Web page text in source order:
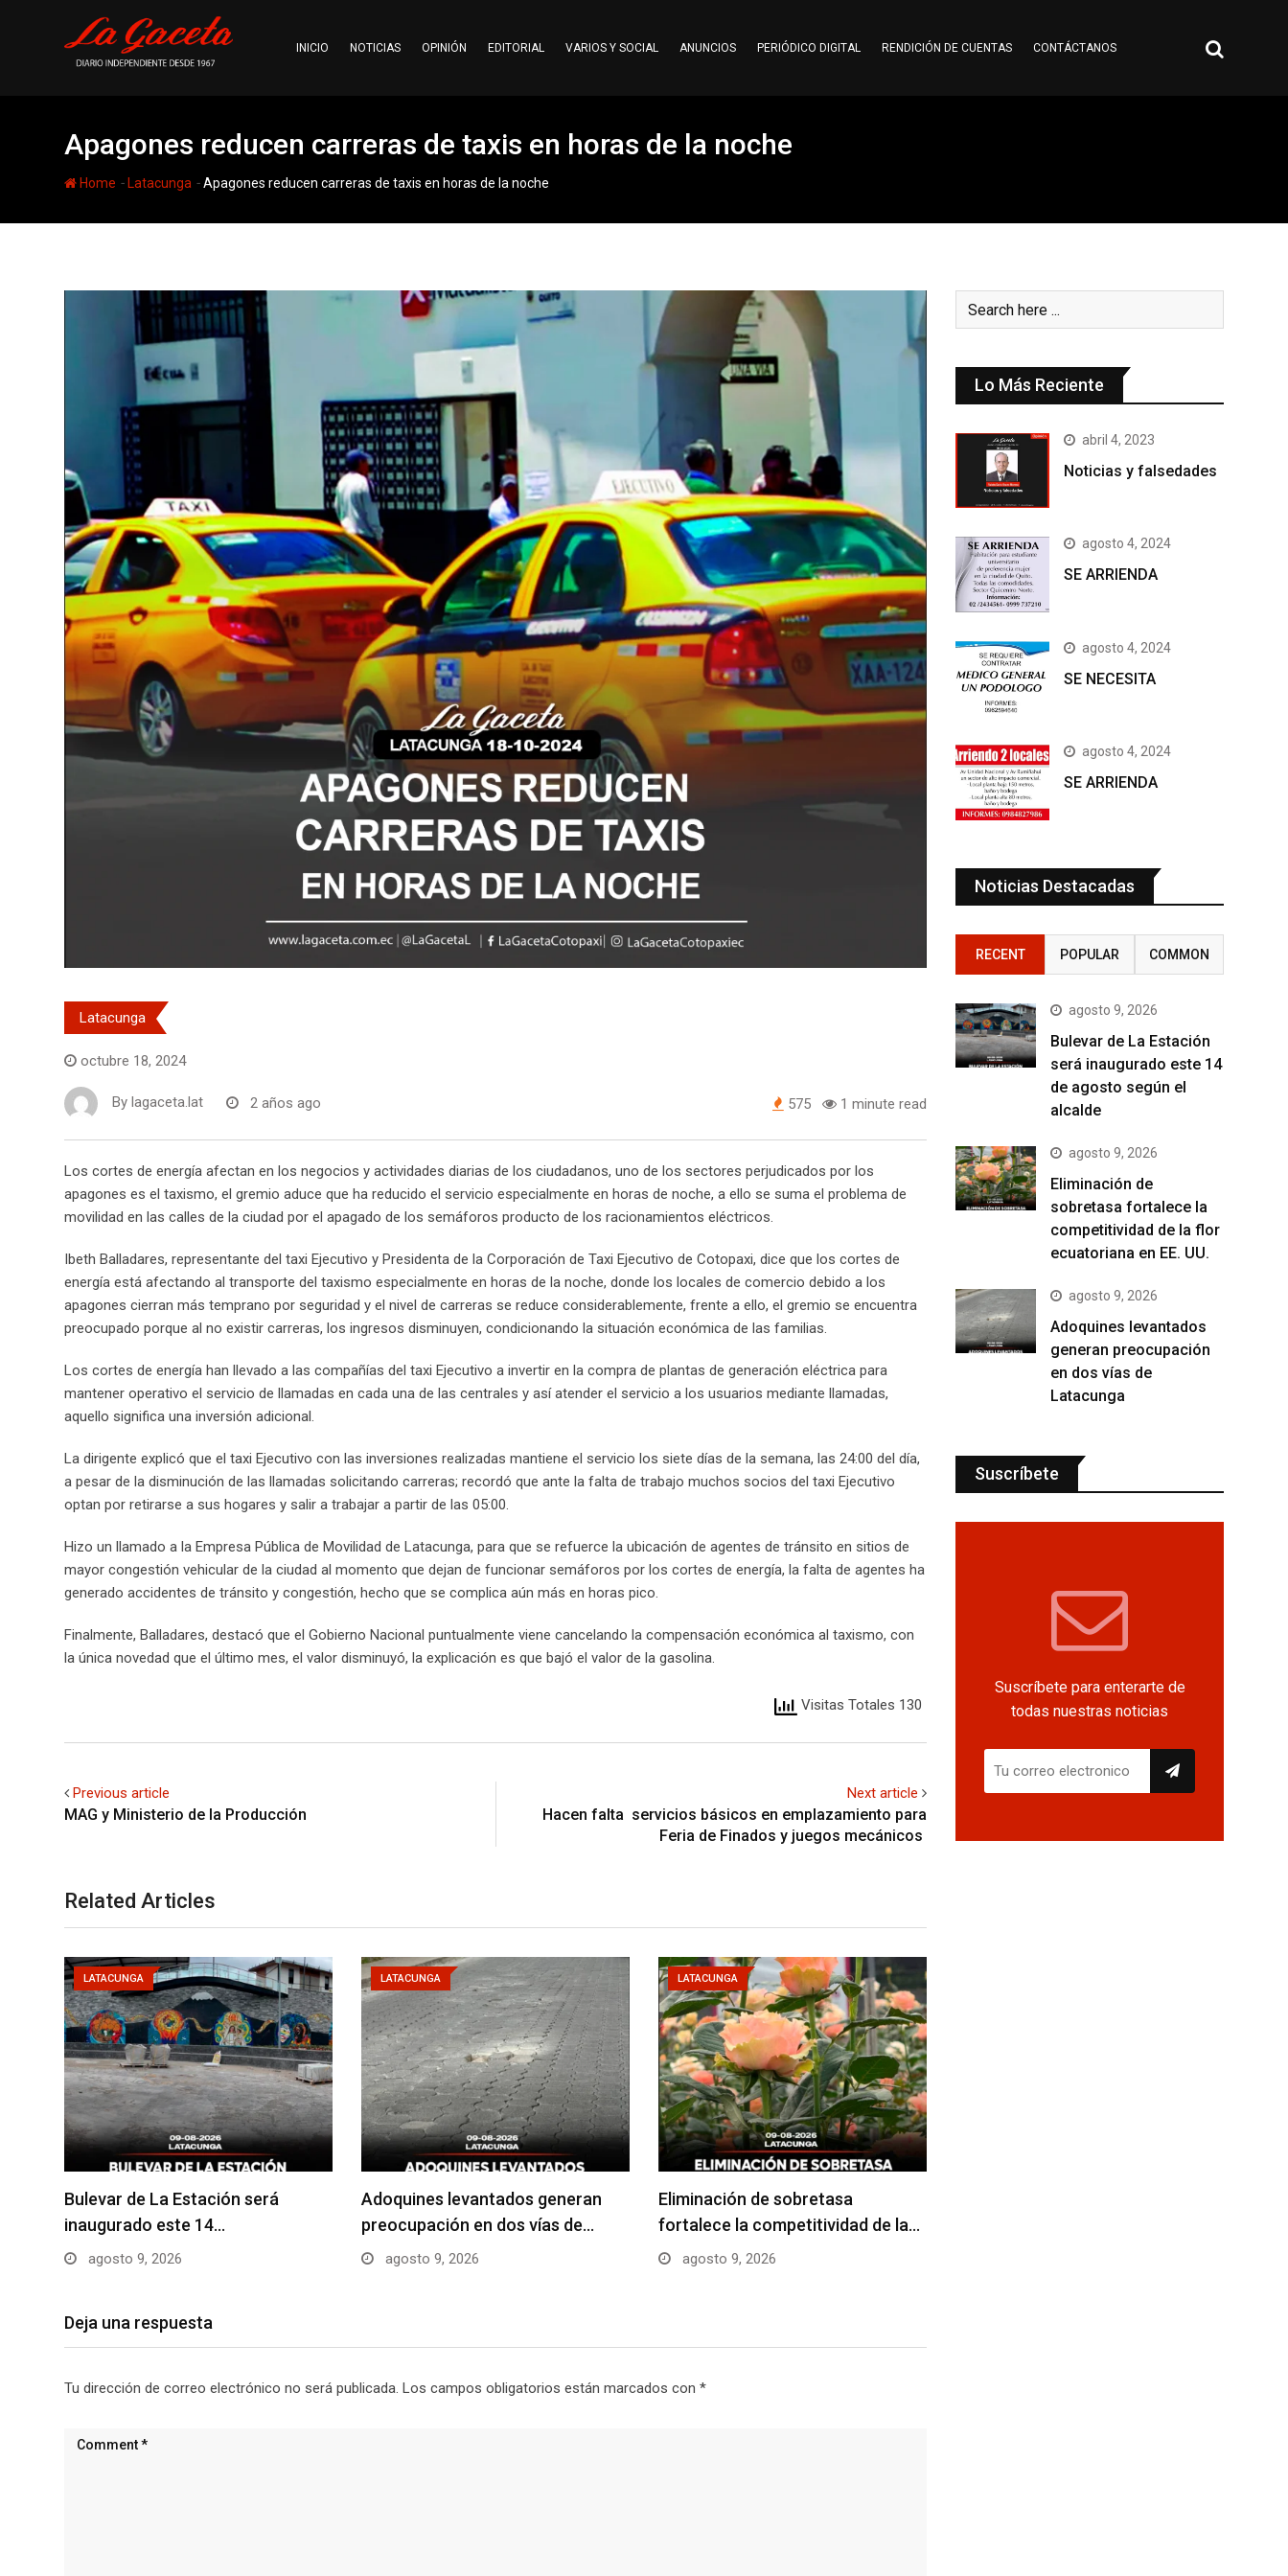
INICIO NOTICIAS OPINIÓN EDITORIAL VARIOS Y SOCIAL ANUNCIOS PERIÓDICO DIGITAL RENDICIÓN DE CUENTAS CONTÁCTANOS
Apagones reducen carreras de taxis en horas de la noche
Home - Latacunga -Apagones reducen carreras de taxis en horas de la noche
Latacunga
octubre 18, 2024
By lagaceta.lat 2 años ago 575 1 minute read
Los cortes de energía afectan en los negocios y actividades diarias de los ciudadanos, uno de los sectores perjudicados por los
apagones es el taxismo, el gremio aduce que ha reducido el servicio especialmente en horas de noche, a ello se suma el problema de
movilidad en las calles de la ciudad por el apagado de los semáforos producto de los racionamientos eléctricos.
Ibeth Balladares, representante del taxi Ejecutivo y Presidenta de la Corporación de Taxi Ejecutivo de Cotopaxi, dice que los cortes de
energía está afectando al transporte del taxismo especialmente en horas de la noche, donde los locales de comercio debido a los
apagones cierran más temprano por seguridad y el nivel de carreras se reduce considerablemente, frente a ello, el gremio se encuentra
preocupado porque al no existir carreras, los ingresos disminuyen, condicionando la situación económica de las familias.
Los cortes de energía han llevado a las compañías del taxi Ejecutivo a invertir en la compra de plantas de generación eléctrica para
mantener operativo el servicio de llamadas en cada una de las centrales y así atender el servicio a los usuarios mediante llamadas,
aquello significa una inversión adicional.
La dirigente explicó que el taxi Ejecutivo con las inversiones realizadas mantiene el servicio los siete días de la semana, las 24:00 del día,
a pesar de la disminución de las llamadas solicitando carreras; recordó que ante la falta de trabajo muchos socios del taxi Ejecutivo
optan por retirarse a sus hogares y salir a trabajar a partir de las 05:00.
Hizo un llamado a la Empresa Pública de Movilidad de Latacunga, para que se refuerce la ubicación de agentes de tránsito en sitios de
mayor congestión vehicular de la ciudad al momento que dejan de funcionar semáforos por los cortes de energía, la falta de agentes ha
generado accidentes de tránsito y congestión, hecho que se complica aún más en horas pico.
Finalmente, Balladares, destacó que el Gobierno Nacional puntualmente viene cancelando la compensación económica al taxismo, con
la única novedad que el último mes, el valor disminuyó, la explicación es que bajó el valor de la gasolina.
Visitas Totales 130
Previous article
MAG y Ministerio de la Producción
Next article
Hacen falta servicios básicos en emplazamiento para
Feria de Finados y juegos mecánicos
Related Articles
LATACUNGA
Bulevar de La Estación será
inaugurado este 14…
agosto 9, 2026
LATACUNGA
Adoquines levantados generan
preocupación en dos vías de…
agosto 9, 2026
LATACUNGA
Eliminación de sobretasa
fortalece la competitividad de la…
agosto 9, 2026
Deja una respuesta
Tu dirección de correo electrónico no será publicada. Los campos obligatorios están marcados con *
Lo Más Reciente
abril 4, 2023
Noticias y falsedades
agosto 4, 2024
SE ARRIENDA
agosto 4, 2024
SE NECESITA
agosto 4, 2024
SE ARRIENDA
Noticias Destacadas
RECENT POPULAR COMMON
agosto 9, 2026
Bulevar de La Estación
será inaugurado este 14
de agosto según el
alcalde
agosto 9, 2026
Eliminación de
sobretasa fortalece la
competitividad de la flor
ecuatoriana en EE. UU.
agosto 9, 2026
Adoquines levantados
generan preocupación
en dos vías de
Latacunga
Suscríbete
Suscríbete para enterarte de
todas nuestras noticias